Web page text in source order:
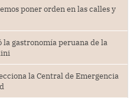
poner orden en las calles y
gastronomía peruana de la
la Central de Emergencia